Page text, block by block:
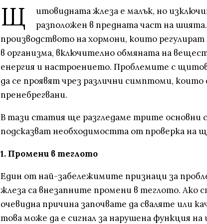
Щ
итовидната жлеза е малък, но
разположен в предната част на шията.
производството на хормони, които
в организма, включително обмяната на
енергия и настроението. Проблемите с
да се проявят чрез различни симптоми, които
пренебрегвани.
В тази статия ще разгледаме трите основни
подсказват необходимостта от проверка на
1. Промени в теглото
Един от най-забележимите признаци за
жлеза са внезапните промени в теглото. Ако
очевидна причина започвате да сваляте или
това може да е сигнал за нарушена функция